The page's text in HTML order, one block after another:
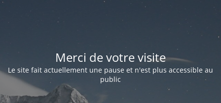
Merci de votre visite
Le site fait actuellement une pause et n'est plus accessible au
public